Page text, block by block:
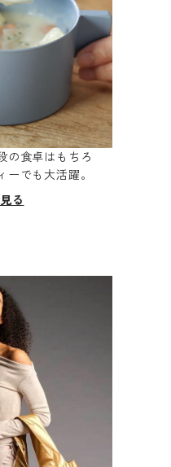
の食卓はもちろ
でも大活躍。
る